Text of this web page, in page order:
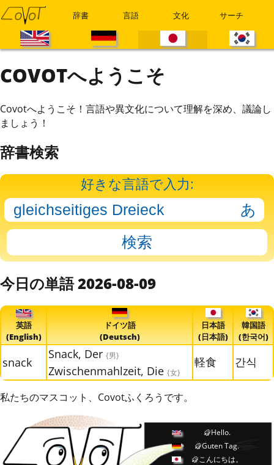
辞書 言語 文化 サーチ
COVOTへようこそ
Covotへようこそ！言語や異文化について理解を深め、議論し
ましょう！
辞書検索
好きな言語で入力:
今日の単語 2026-08-09
英語
(English)
ドイツ語
(Deutsch)
日本語
(日本語)
韓国語
(한국어)
snack
Snack, Der {男}
Zwischenmahlzeit, Die {女}
軽食 간식
私たちのマスコット、Covotふくろうです。
Hello.
Guten Tag.
こんにちは。